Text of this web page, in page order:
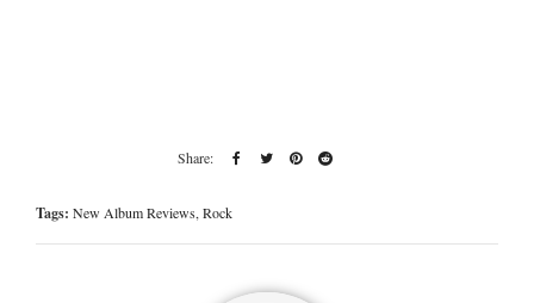
Tags: New Album Reviews,Rock